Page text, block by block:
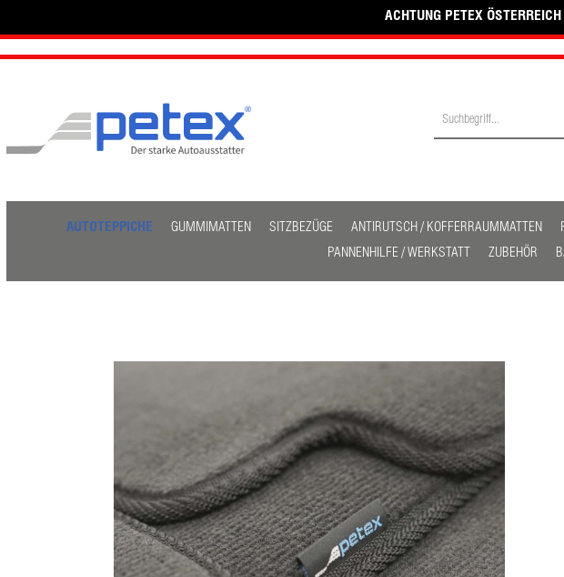
ACHTUNG PETEX
AUTOTEPPICHE GUMMIMATTEN SITZBEZÜGE ANTIRUTSCH / KOFFERRAUMMATTEN
PANNENHILFE / WERKSTATT
ZUBEHÖR